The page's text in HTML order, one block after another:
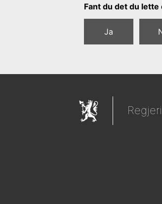
Tilbakemeldingsskjema
Fant du det du
Ja